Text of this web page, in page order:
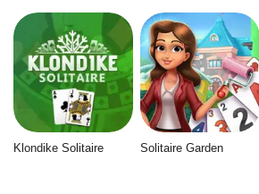
Klondike Solitaire Solitaire Garden